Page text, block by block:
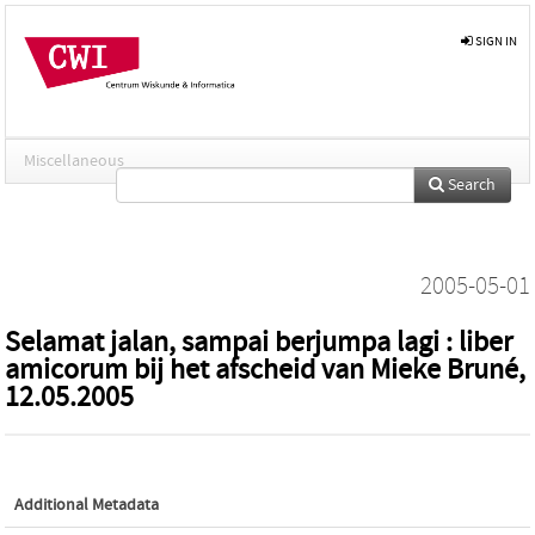
SIGN IN
Miscellaneous
Search
2005-05-01
Selamat jalan, sampai berjumpa lagi : liber
amicorum bij het afscheid van Mieke Bruné,
12.05.2005
Additional Metadata